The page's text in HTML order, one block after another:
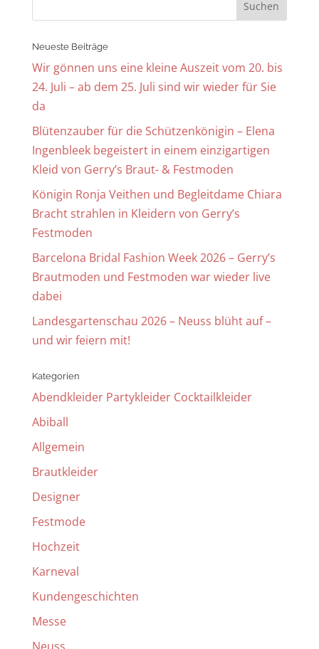
Neueste Beiträge
Wir gönnen uns eine kleine Auszeit vom 20. bis
24. Juli – ab dem 25. Juli sind wir wieder für Sie
da
Blütenzauber für die Schützenkönigin – Elena
Ingenbleek begeistert in einem einzigartigen
Kleid von Gerry’s Braut- & Festmoden
Königin Ronja Veithen und Begleitdame Chiara
Bracht strahlen in Kleidern von Gerry’s
Festmoden
Barcelona Bridal Fashion Week 2026 – Gerry’s
Brautmoden und Festmoden war wieder live
dabei
Landesgartenschau 2026 – Neuss blüht auf –
und wir feiern mit!
Kategorien
Abendkleider Partykleider Cocktailkleider
Abiball
Allgemein
Brautkleider
Designer
Festmode
Hochzeit
Karneval
Kundengeschichten
Messe
Neuss